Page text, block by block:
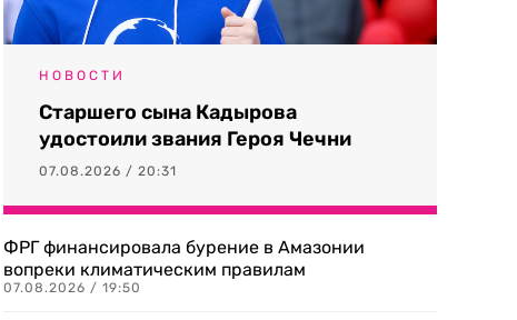
НОВОСТИ
Старшего сына Кадырова
удостоили звания Героя Чечни
07.08.2026 / 20:31
ФРГ финансировала бурение в Амазонии
вопреки климатическим правилам
07.08.2026 / 19:50